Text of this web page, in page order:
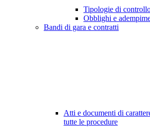
Tipologie di
Obblighi e
Bandi di gara e contratti
Atti e documenti di
tutte le procedure